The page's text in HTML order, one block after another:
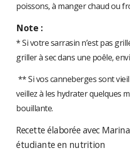
poissons, à manger chaud ou
Note :
* Si votre sarrasin n’est pas
griller à sec dans une poêle,
** Si vos canneberges sont
veillez à les hydrater quelques
bouillante.
Recette élaborée avec
étudiante en nutrition